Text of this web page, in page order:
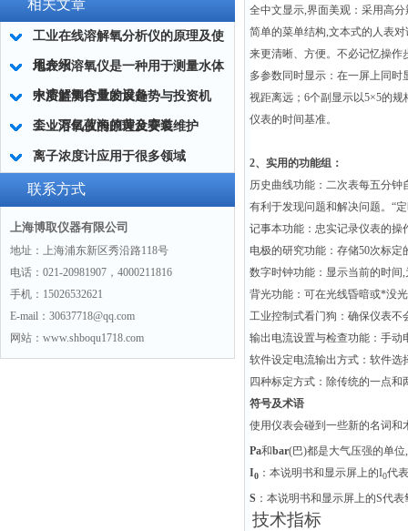
相关文章
工业在线溶解氧分析仪的原理及使
用介绍
地表水溶氧仪是一种用于测量水体
中溶解氧含量的设备
水质监测行业发展趋势与投资机
会：万亿蓝海的黄金赛道
工业溶氧仪的原理及安装维护
离子浓度计应用于很多领域
联系方式
上海博取仪器有限公司
地址：上海浦东新区秀沿路118号
电话：021-20981907，4000211816
手机：15026532621
E-mail：30637718@qq.com
网站：www.shboqu1718.com
全中文显示,界面美观 ：采用高
简单的菜单结构,文本式的人表对
来更清晰、方便。不必记忆操作
多参数同时显示 ：在一屏上同
视距离远； 6个副显示以5×5的规
仪表的时间基准。
2、实用的功能组：
历史曲线功能 ：二次表每五分
有利于发现问题和解决问题。 “
记事本功能 ：忠实记录仪表的
电极的研究功能 ：存储50次标定
数字时钟功能 ：显示当前的时间,
背光功能 ：可在光线昏暗或*没
工业控制式看门狗 ：确保仪表不
输出电流设置与检查功能 ：手动
软件设定电流输出方式 ：软件选
四种标定方式 ：除传统的一点
符号及术语
使用仪表会碰到一些新的名词和
Pa和bar(巴)都是大气压强的单位,
I0 ：本说明书和显示屏上的I0代
S ：本说明书和显示屏上的S代表
技术指标